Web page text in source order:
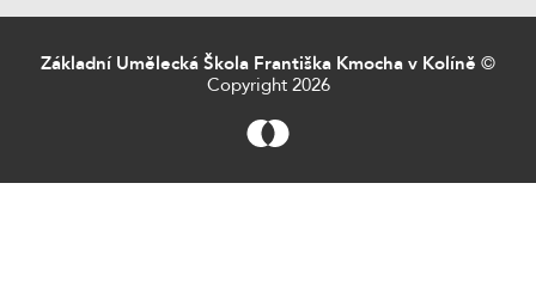
Základní Umělecká Škola Františka Kmocha v Kolíně ©
Copyright 2026